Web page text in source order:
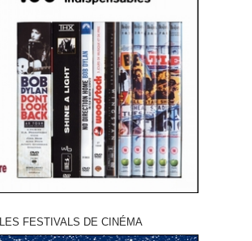
LES FESTIVALS DE CINÉMA